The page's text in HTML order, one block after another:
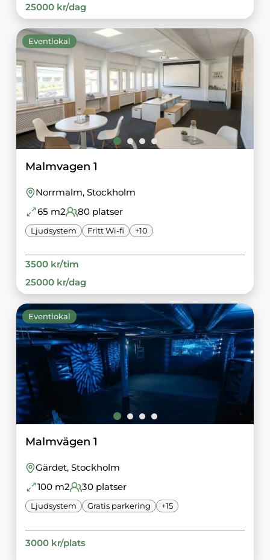
25000kr/dag
Eventlokal
Malmvagen 1
Norrmalm, Stockholm
65 m2 80platser
Ljudsystem Fritt Wi-fi +10
3500kr/tim
25000kr/dag
Eventlokal
Malmvägen 1
Gärdet, Stockholm
100m2 30platser
Ljudsystem Gratis parkering +15
3000kr/plats